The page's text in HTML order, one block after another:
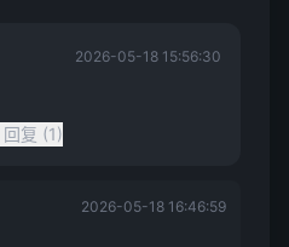
2026-05-18 15:56:30
回复 (1)
2026-05-18 16:46:59